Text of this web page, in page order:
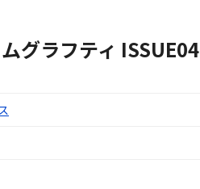
グラフティ ISSUE04